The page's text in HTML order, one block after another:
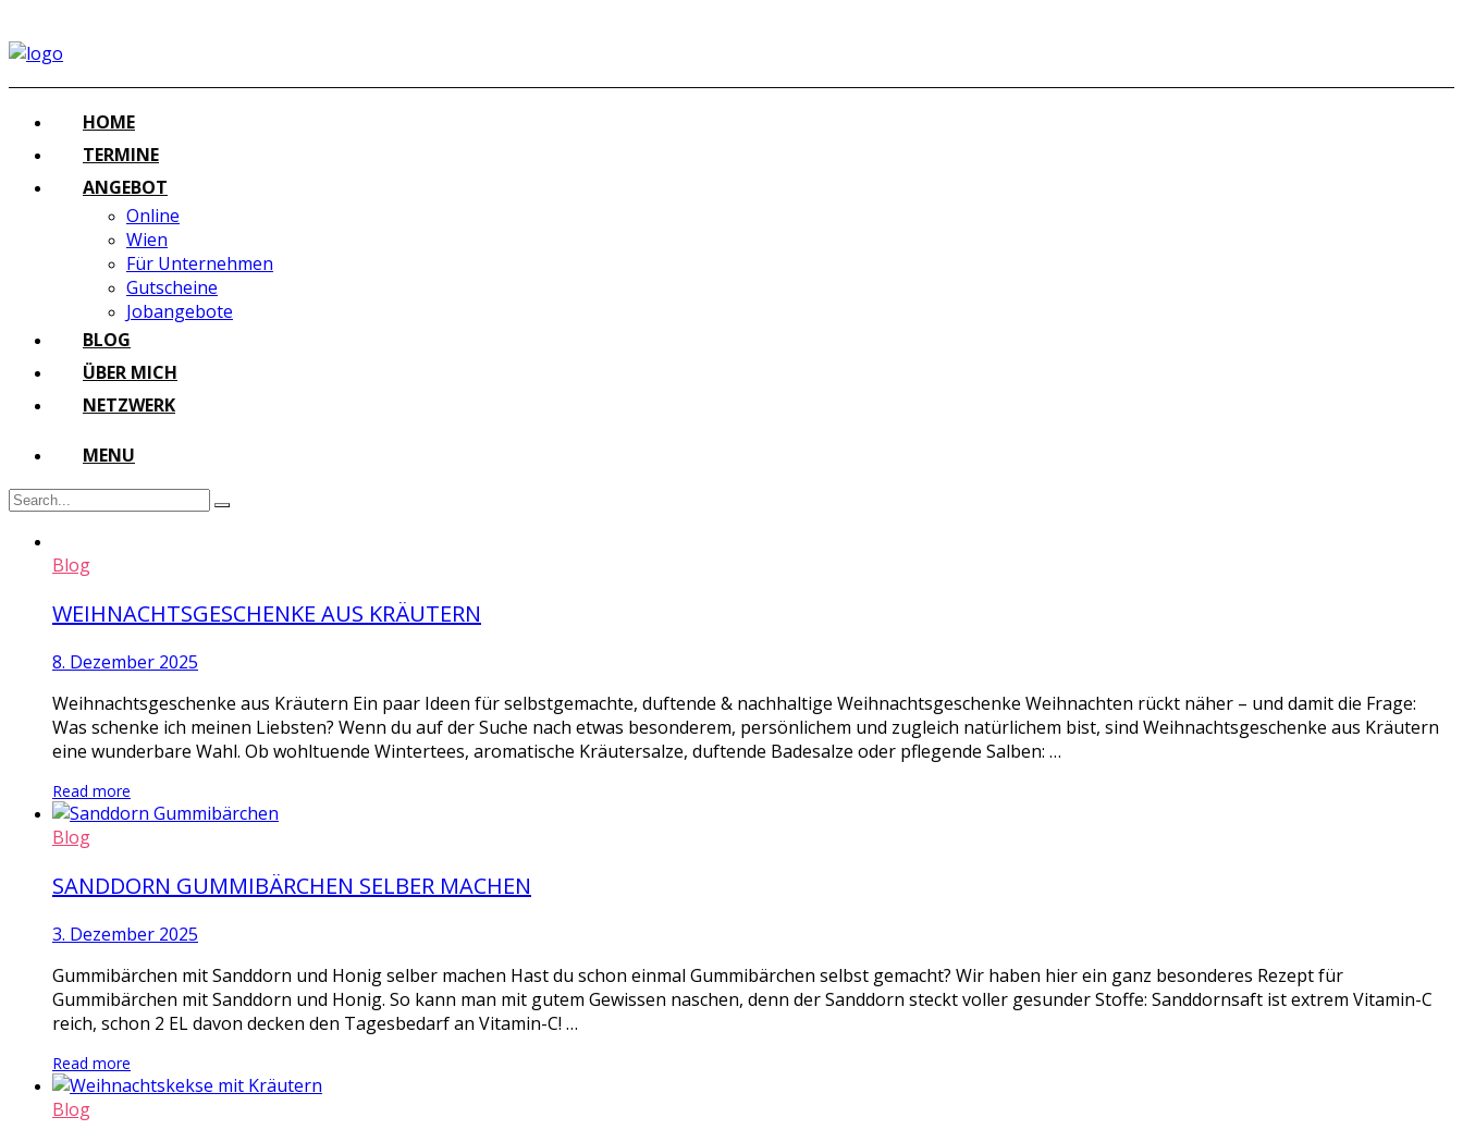
HOME
TERMINE
ANGEBOT
Online
Wien
Für Unternehmen
Gutscheine
Jobangebote
BLOG
ÜBER MICH
NETZWERK
MENU
Blog
WEIHNACHTSGESCHENKE AUS KRÄUTERN
8. Dezember 2025
Weihnachtsgeschenke aus Kräutern Ein paar Ideen für selbstgemachte, duftende & nachhaltige Weihnachtsgeschenke Weihnachten rückt näher – und damit die Frage:
Was schenke ich meinen Liebsten? Wenn du auf der Suche nach etwas besonderem, persönlichem und zugleich natürlichem bist, sind Weihnachtsgeschenke aus Kräutern
eine wunderbare Wahl. Ob wohltuende Wintertees, aromatische Kräutersalze, duftende Badesalze oder pflegende Salben: …
Read more
Blog
SANDDORN GUMMIBÄRCHEN SELBER MACHEN
3. Dezember 2025
Gummibärchen mit Sanddorn und Honig selber machen Hast du schon einmal Gummibärchen selbst gemacht? Wir haben hier ein ganz besonderes Rezept für
Gummibärchen mit Sanddorn und Honig. So kann man mit gutem Gewissen naschen, denn der Sanddorn steckt voller gesunder Stoffe: Sanddornsaft ist extrem Vitamin-C
reich, schon 2 EL davon decken den Tagesbedarf an Vitamin-C! …
Read more
Blog